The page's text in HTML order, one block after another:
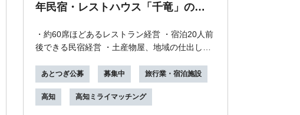
年民宿・レストハウス「千竜」の継
・約60席ほどあるレストラン経営 ・宿泊20人前
後できる民宿経営 ・土産物屋、地域の仕出しや
業...
あとつぎ公募 募集中 旅行業・宿泊施設
高知 高知ミライマッチング